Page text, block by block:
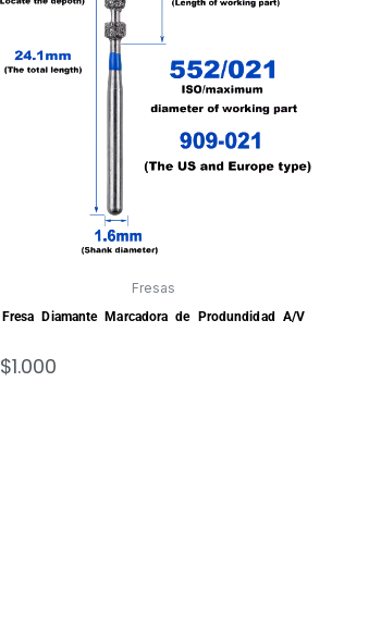
Fresas
Fresa Diamante Marcadora de Produndidad A/V
$1.000